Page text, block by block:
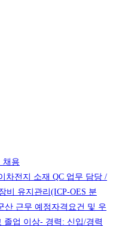
채용
전지 소재 QC 업무 담당 /
비 유지관리(ICP-OES 분
산 근무 예정자격요건 및 우
업 이상- 경력: 신입/경력